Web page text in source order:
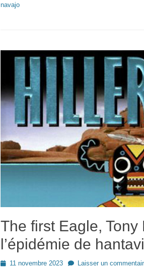
navajo
The first Eagle,
l’épidémie de
Posted11 novembre 2023 Laisser un